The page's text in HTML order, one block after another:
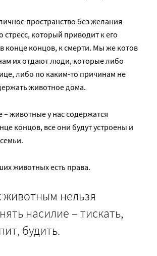
пространство без желания
стресс, который приводит к его
конце концов, к смерти. Мы же котов
их отдают люди, которые либо
либо по каким-то причинам не
животное дома.
– животные у нас содержатся
концов, все они будут устроены и
животных есть права.
животным нельзя
насилие – тискать,
будить.